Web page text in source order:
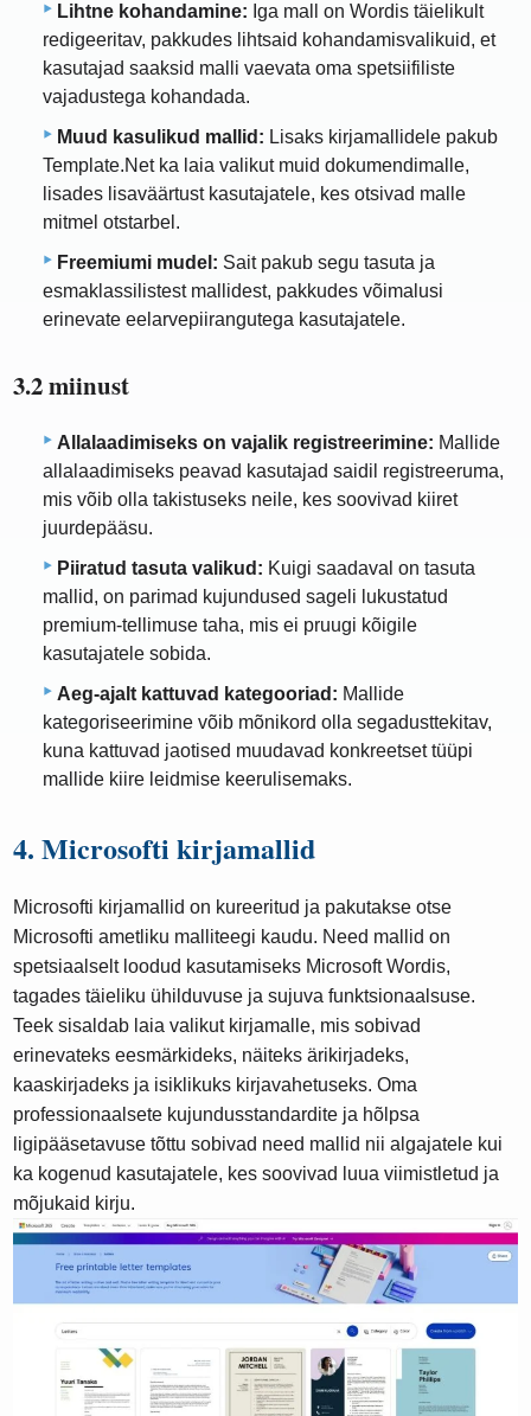
Lihtne kohandamine: Iga mall on Wordis täielikult
redigeeritav, pakkudes lihtsaid kohandamisvalikuid, et
kasutajad saaksid malli vaevata oma spetsiifiliste
vajadustega kohandada.
Muud kasulikud mallid: Lisaks kirjamallidele pakub
Template.Net ka laia valikut muid dokumendimalle,
lisades lisaväärtust kasutajatele, kes otsivad malle
mitmel otstarbel.
Freemiumi mudel: Sait pakub segu tasuta ja
esmaklassilistest mallidest, pakkudes võimalusi
erinevate eelarvepiirangutega kasutajatele.
3.2 miinust
Allalaadimiseks on vajalik registreerimine: Mallide
allalaadimiseks peavad kasutajad saidil registreeruma,
mis võib olla takistuseks neile, kes soovivad kiiret
juurdepääsu.
Piiratud tasuta valikud: Kuigi saadaval on tasuta
mallid, on parimad kujundused sageli lukustatud
premium-tellimuse taha, mis ei pruugi kõigile
kasutajatele sobida.
Aeg-ajalt kattuvad kategooriad: Mallide
kategoriseerimine võib mõnikord olla segadusttekitav,
kuna kattuvad jaotised muudavad konkreetset tüüpi
mallide kiire leidmise keerulisemaks.
4. Microsofti kirjamallid
Microsofti kirjamallid on kureeritud ja pakutakse otse
Microsofti ametliku malliteegi kaudu. Need mallid on
spetsiaalselt loodud kasutamiseks Microsoft Wordis,
tagades täieliku ühilduvuse ja sujuva funktsionaalsuse.
Teek sisaldab laia valikut kirjamalle, mis sobivad
erinevateks eesmärkideks, näiteks ärikirjadeks,
kaaskirjadeks ja isiklikuks kirjavahetuseks. Oma
professionaalsete kujundusstandardite ja hõlpsa
ligipääsetavuse tõttu sobivad need mallid nii algajatele kui
ka kogenud kasutajatele, kes soovivad luua viimistletud ja
mõjukaid kirju.